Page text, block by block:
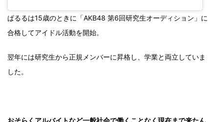
ぱるるは15歳のときに「AKB48 第6回研究生オーディション」に
合格してアイドル活動を開始。
翌年には研究生から正規メンバーに昇格し、学業と両立していま
した。
おそらくアルバイトなど一般社会で働くことなく現在まで来たん